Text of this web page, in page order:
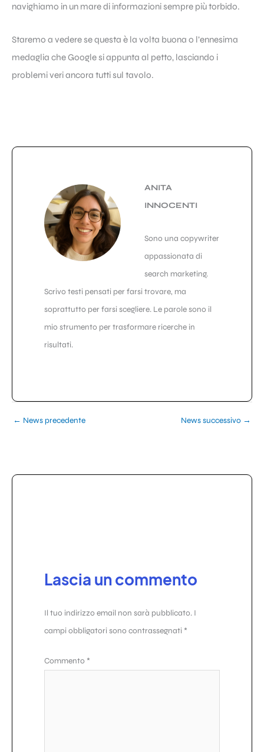
navighiamo in un mare di informazioni sempre più torbido.
Staremo a vedere se questa è la volta buona o l’ennesima
medaglia che Google si appunta al petto, lasciando i
problemi veri ancora tutti sul tavolo.
ANITA
INNOCENTI
Sono una copywriter
appassionata di
search marketing.
Scrivo testi pensati per farsi trovare, ma
soprattutto per farsi scegliere. Le parole sono il
mio strumento per trasformare ricerche in
risultati.
← News precedente News successivo →
Lascia un commento
Il tuo indirizzo email non sarà pubblicato. I
campi obbligatori sono contrassegnati *
Commento *